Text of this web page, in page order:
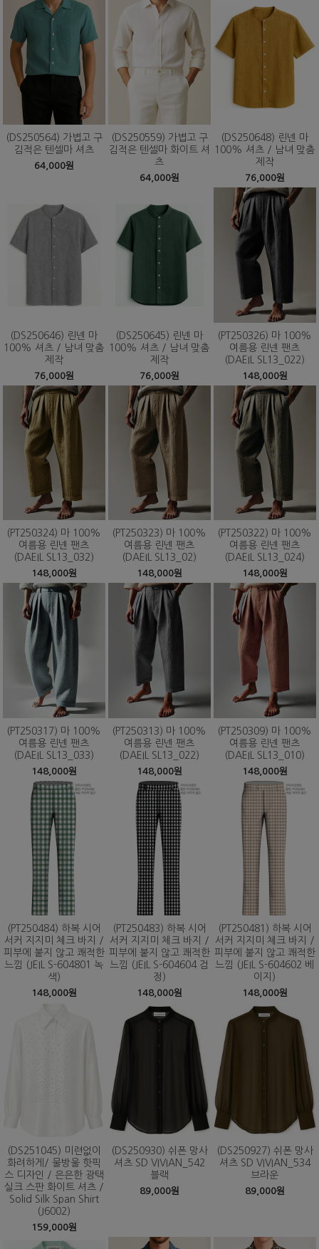
(DS250564) 가볍고 구
김적은 텐셀마 셔츠
64,000원
(DS250559) 가볍고 구
김적은 텐셀마 화이트 셔
츠
64,000원
(DS250648) 린넨 마
100% 셔츠 / 남녀 맞춤
제작
76,000원
(DS250646) 린넨 마
100% 셔츠 / 남녀 맞춤
제작
76,000원
(DS250645) 린넨 마
100% 셔츠 / 남녀 맞춤
제작
76,000원
(PT250326) 마 100%
여름용 린넨 팬츠
(DAEIL SL13_022)
148,000원
(PT250324) 마 100%
여름용 린넨 팬츠
(DAEIL SL13_032)
148,000원
(PT250323) 마 100%
여름용 린넨 팬츠
(DAEIL SL13_02)
148,000원
(PT250322) 마 100%
여름용 린넨 팬츠
(DAEIL SL13_024)
148,000원
(PT250317) 마 100%
여름용 린넨 팬츠
(DAEIL SL13_033)
148,000원
(PT250313) 마 100%
여름용 린넨 팬츠
(DAEIL SL13_022)
148,000원
(PT250309) 마 100%
여름용 린넨 팬츠
(DAEIL SL13_010)
148,000원
(PT250484) 하복 시어
서커 지지미 체크 바지 /
피부에 붙지 않고 쾌적한
느낌 (JEIL S-604801 녹
색)
148,000원
(PT250483) 하복 시어
서커 지지미 체크 바지 /
피부에 붙지 않고 쾌적한
느낌 (JEIL S-604604 검
정)
148,000원
(PT250481) 하복 시어
서커 지지미 체크 바지 /
피부에 붙지 않고 쾌적한
느낌 (JEIL S-604602 베
이지)
148,000원
(DS251045) 미련없이
화려하게/ 물방울 핫픽
스 디자인 / 은은한 광택
실크 스판 화이트 셔츠 /
Solid Silk Span Shirt
(J6002)
159,000원
(DS250930) 쉬폰 망사
셔츠 SD VIVIAN_542
블랙
89,000원
(DS250927) 쉬폰 망사
셔츠 SD VIVIAN_534
브라운
89,000원